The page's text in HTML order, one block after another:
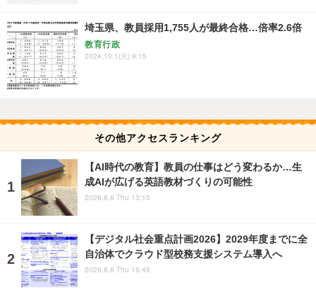
埼玉県、教員採用1,755人が最終合格…倍率2.6倍
教育行政
2024.10.1(火) 9:15
その他アクセスランキング
【AI時代の教育】教員の仕事はどう変わるか…生
成AIが広げる英語教材づくりの可能性
2026.8.6 Thu 13:15
【デジタル社会重点計画2026】2029年度までに全
自治体でクラウド型校務支援システム導入へ
2026.8.6 Thu 16:45